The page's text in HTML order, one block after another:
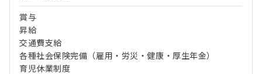
賞与
昇給
交通費支給
各種社会保険完備（雇用・労災・健康・厚生年金）
育児休業制度